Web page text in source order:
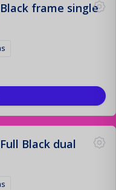
frame single
Black dual